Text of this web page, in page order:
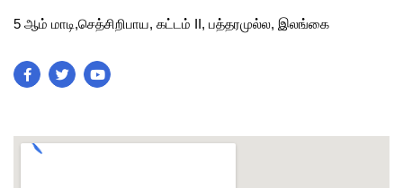
5 ஆம் மாடி,செத்சிறிபாய, கட்டம் II, பத்தரமுல்ல, இலங்கை